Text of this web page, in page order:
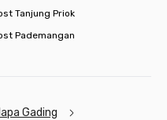
Tanjung Priok
Pademangan
Gading